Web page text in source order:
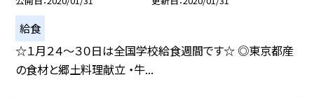
給食
☆１月２４〜３０日は全国学校給食週間です☆ ◎東京都産
の食材と郷土料理献立 ・牛...